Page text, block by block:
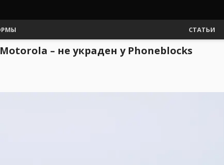
СТАТЬИ
– не украден у Phoneblocks